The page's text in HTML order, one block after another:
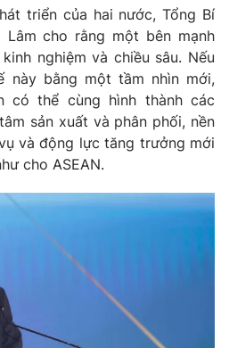
triển của hai nước, Tổng Bí
cho rằng một bên mạnh
nghiệm và chiều sâu. Nếu
này bằng một tầm nhìn mới,
có thể cùng hình thành các
sản xuất và phân phối, nền
và động lực tăng trưởng mới
cho ASEAN.